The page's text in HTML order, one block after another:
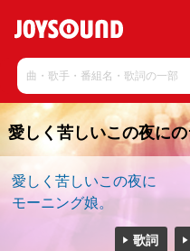
愛しく苦しいこの夜に
愛しく苦しいこの夜に
モーニング娘。
歌詞